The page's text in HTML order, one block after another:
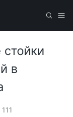
в
111